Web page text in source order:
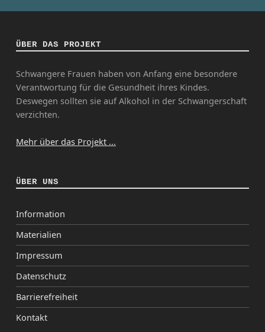
ÜBER DAS PROJEKT
Schwangere Frauen haben von Anfang eine besondere
Verantwortung für die Gesundheit ihres Kindes.
Deswegen sollten sie auf Alkohol in der Schwangerschaft
verzichten.
Mehr über das Projekt ...
ÜBER UNS
Information
Materialien
Impressum
Datenschutz
Barrierefreiheit
Kontakt